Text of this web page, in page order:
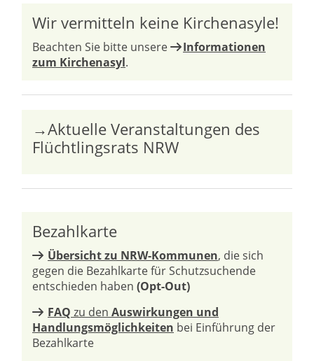
Wir vermitteln keine Kirchenasyle!
Beachten Sie bitte unsere
Informationen
zum Kirchenasyl.
→Aktuelle Veranstaltungen des
Flüchtlingsrats NRW
Bezahlkarte
Übersicht zu NRW-Kommunen, die sich
gegen die Bezahlkarte für Schutzsuchende
entschieden haben (Opt-Out)
FAQ zu den Auswirkungen und
Handlungsmöglichkeiten bei Einführung der
Bezahlkarte